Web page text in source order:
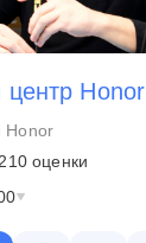
Honor
Honor
210 оценки